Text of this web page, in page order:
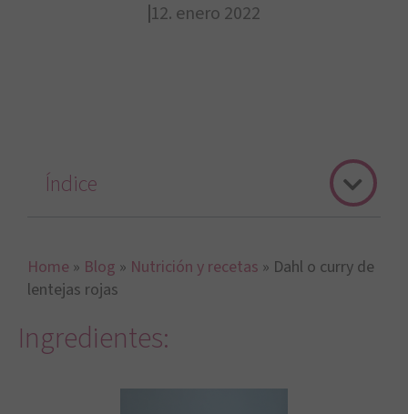
12. enero 2022
Home » Blog » Nutrición y recetas » Dahl o curry de
lentejas rojas
Ingredientes:
Índice